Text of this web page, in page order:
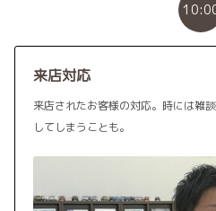
来店対応
来店されたお客様の対応。時には雑
してしまうことも。